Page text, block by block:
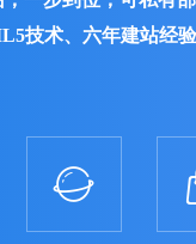
技术、六年建站经
